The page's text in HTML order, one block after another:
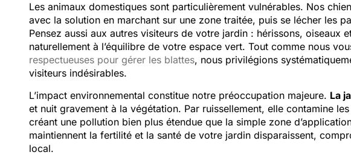
Les animaux domestiques sont particulièrement vulnérables. Nos
avec la solution en marchant sur une zone traitée, puis se lécher les
Pensez aussi aux autres visiteurs de votre jardin : hérissons, oiseaux
naturellement à l’équilibre de votre espace vert. Tout comme nous
respectueuses pour gérer les blattes, nous privilégions
visiteurs indésirables.
L’impact environnemental constitue notre préoccupation majeure. La
et nuit gravement à la végétation. Par ruissellement, elle contamine
créant une pollution bien plus étendue que la simple zone
maintiennent la fertilité et la santé de votre jardin disparaissent,
local.